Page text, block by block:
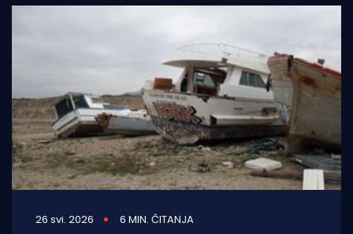
26 svi. 2026 6 MIN. ČITANJA